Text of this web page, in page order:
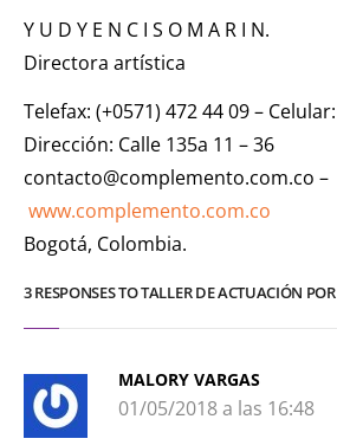
Y U D Y E N C I S O M A R I N.
Directora artística
Telefax: (+0571) 472 44 09 –
Dirección: Calle 135a 11 – 36
contacto@complemento.com.co –
www.complemento.com.co
Bogotá, Colombia.
3 RESPONSES TO TALLER DE ACTUACIÓN
MALORY VARGAS
01/05/2018 a las 16:48